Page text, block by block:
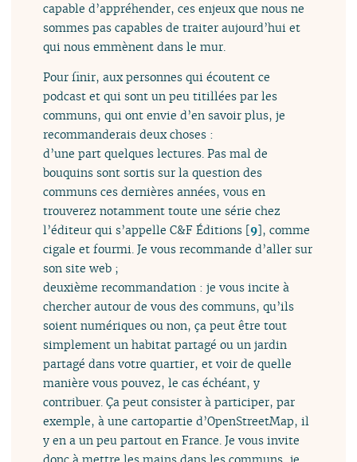
capable d’appréhender, ces enjeux que nous ne
sommes pas capables de traiter aujourd’hui et
qui nous emmènent dans le mur.
Pour finir, aux personnes qui écoutent ce
podcast et qui sont un peu titillées par les
communs, qui ont envie d’en savoir plus, je
recommanderais deux choses :
d’une part quelques lectures. Pas mal de
bouquins sont sortis sur la question des
communs ces dernières années, vous en
trouverez notamment toute une série chez
l’éditeur qui s’appelle C&F Éditions [9], comme
cigale et fourmi. Je vous recommande d’aller sur
son site web ;
deuxième recommandation : je vous incite à
chercher autour de vous des communs, qu’ils
soient numériques ou non, ça peut être tout
simplement un habitat partagé ou un jardin
partagé dans votre quartier, et voir de quelle
manière vous pouvez, le cas échéant, y
contribuer. Ça peut consister à participer, par
exemple, à une cartopartie d’OpenStreetMap, il
y en a un peu partout en France. Je vous invite